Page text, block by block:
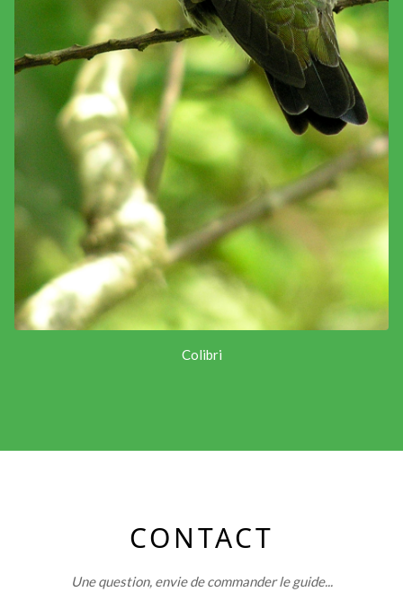
Colibri
CONTACT
Une question, envie de commander le guide...